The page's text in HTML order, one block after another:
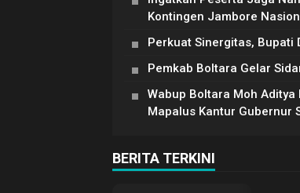
Kontingen Jambore
Perkuat Sinergitas, Bupati
Pemkab Boltara Gelar
Wabup Boltara Moh
Mapalus Kantur Gubernur
BERITA TERKINI